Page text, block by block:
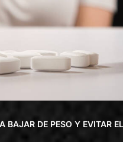
BAJAR DE PESO Y EVITAR EL